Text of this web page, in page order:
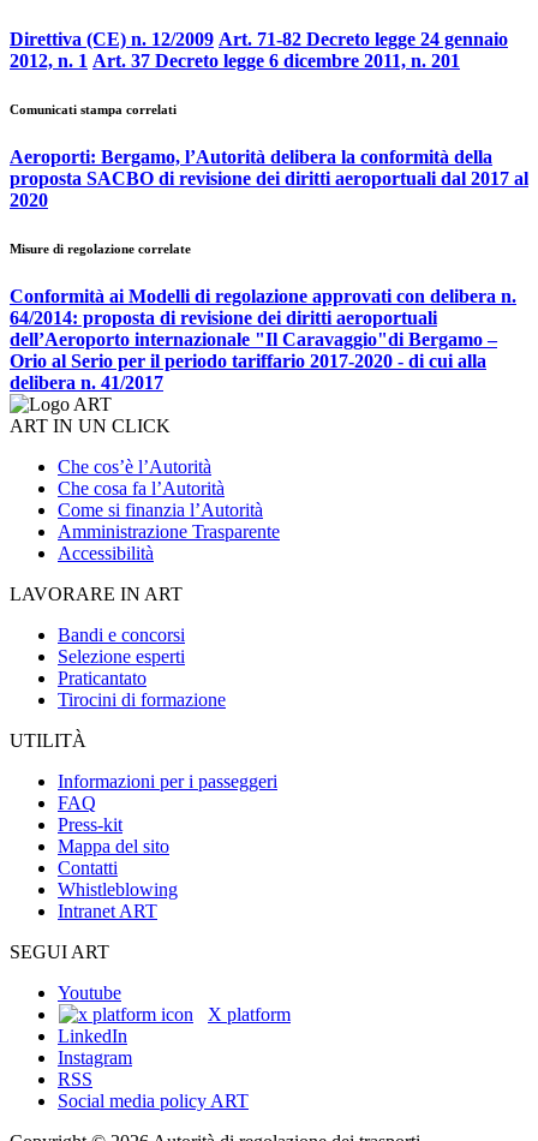
Direttiva (CE) n. 12/2009 Art. 71-82 Decreto legge 24 gennaio
2012, n. 1 Art. 37 Decreto legge 6 dicembre 2011, n. 201
Comunicati stampa correlati
Aeroporti: Bergamo, l’Autorità delibera la conformità della
proposta SACBO di revisione dei diritti aeroportuali dal 2017 al
2020
Misure di regolazione correlate
Conformità ai Modelli di regolazione approvati con delibera n.
64/2014: proposta di revisione dei diritti aeroportuali
dell’Aeroporto internazionale "Il Caravaggio"di Bergamo –
Orio al Serio per il periodo tariffario 2017-2020 - di cui alla
delibera n. 41/2017
ART IN UN CLICK
Che cos’è l’Autorità
Che cosa fa l’Autorità
Come si finanzia l’Autorità
Amministrazione Trasparente
Accessibilità
LAVORARE IN ART
Bandi e concorsi
Selezione esperti
Praticantato
Tirocini di formazione
UTILITÀ
Informazioni per i passeggeri
FAQ
Press-kit
Mappa del sito
Contatti
Whistleblowing
Intranet ART
SEGUI ART
Youtube
X platform
LinkedIn
Instagram
RSS
Social media policy ART